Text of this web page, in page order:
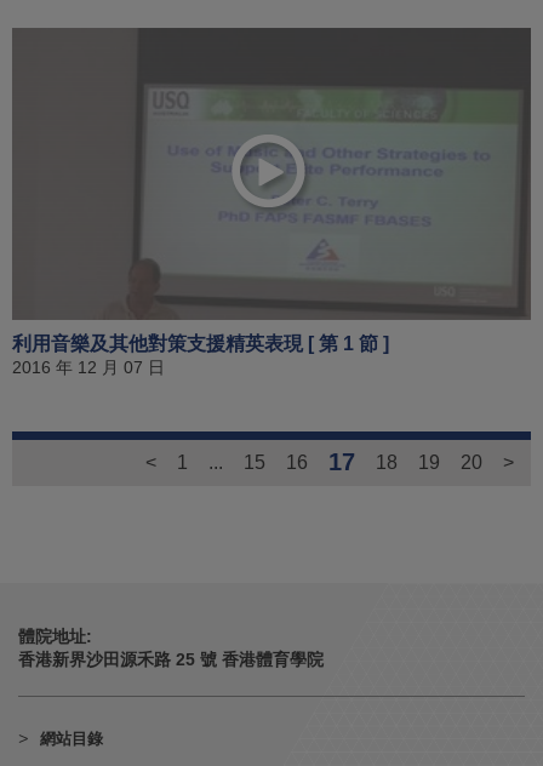
利用音樂及其他對策支援精英表現 [ 第 1 節 ]
2016 年 12 月 07 日
< 1 ... 15 16 17 18 19 20 >
體院地址:
香港新界沙田源禾路 25 號 香港體育學院
網站目錄